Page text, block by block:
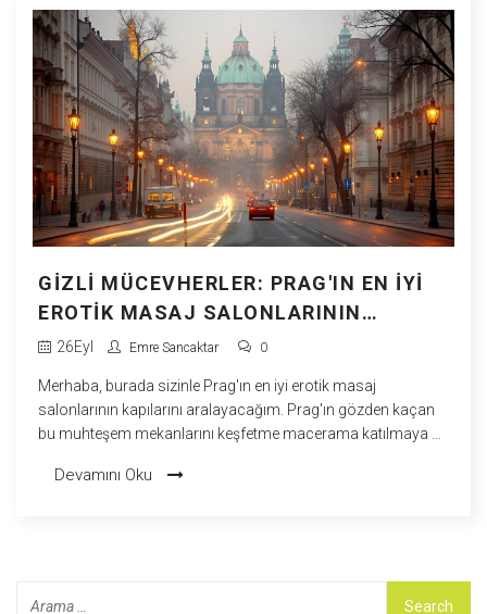
GIZLI MÜCEVHERLER: PRAG'IN EN İYI
EROTIK MASAJ SALONLARININ
ORTAYA ÇIKARILMASI
26Eyl Emre Sancaktar 0
Merhaba, burada sizinle Prag'ın en iyi erotik masaj
salonlarının kapılarını aralayacağım. Prag'ın gözden kaçan
bu muhteşem mekanlarını keşfetme macerama katılmaya ne
sizinle paylaşmak için sabırsızlanıyorum. Sahte adreslerden
Devamını Oku